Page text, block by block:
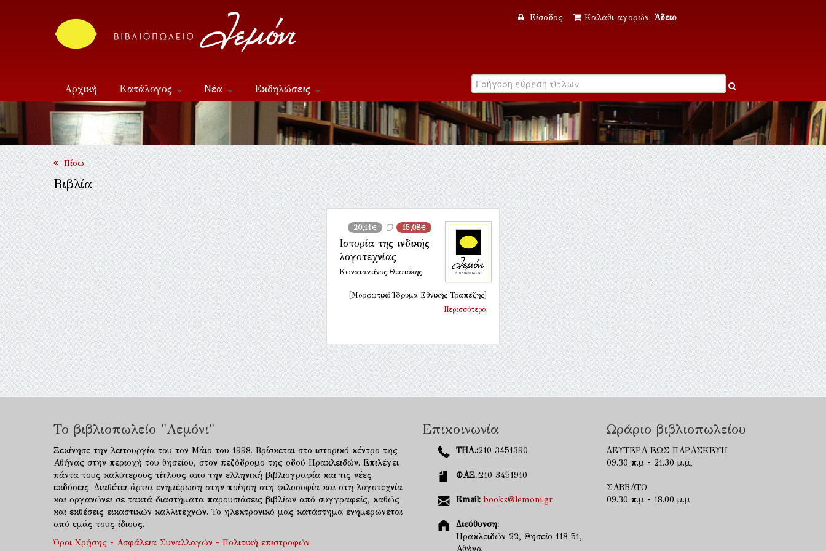
Είσοδος Καλάθι αγορών: Άδειο
Αρχική Κατάλογος Νέα Εκδηλώσεις
Επικοινωνία
Πίσω
Βιβλία
20,11€ 15,08€
Ιστορία της ινδικής
λογοτεχνίας
Κωνσταντίνος Θεοτόκης
[Μορφωτικό Ίδρυμα Εθνικής Τραπέζης]
Περισσότερα
Το βιβλιοπωλείο "Λεμόνι"
Ξεκίνησε την λειτουργία του τον Μάιο του 1998. Βρίσκεται στο ιστορικό κέντρο της
Αθήνας στην περιοχή του θησείου, στον πεζόδρομο της οδού Ηρακλειδών. Επιλέγει
πάντα τους καλύτερους τίτλους απο την ελληνική βιβλιογραφία και τις νέες
εκδόσεις. Διαθέτει άρτια ενημέρωση στην ποίηση στη φιλοσοφία και στη λογοτεχνία
και οργανώνει σε τακτά διαστήματα παρουσιάσεις βιβλίων από συγγραφείς, καθώς
και εκθέσεις εικαστικών καλλιτεχνών. Το ηλεκτρονικό μας κατάστημα ενημερώνεται
από εμάς τους ίδιους.
Όροι Χρήσης - Ασφάλεια Συναλλαγών - Πολιτική επιστροφών
Επικοινωνία
ΤΗΛ.:210 3451390
ΦΑΞ.:210 3451910
Email: books@lemoni.gr
Διεύθυνση:
Ηρακλειδών 22, Θησείο 118 51,
Αθήνα
Ωράριο βιβλιοπωλείου
ΔΕΥΤΕΡΑ ΕΩΣ ΠΑΡΑΣΚΕΥΗ
09.30 π.μ - 21.30 μ.μ,
ΣΑΒΒΑΤΟ
09.30 π.μ - 18.00 μ.μ